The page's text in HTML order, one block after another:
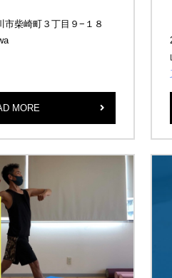
市柴崎町３丁目９−１８
MORE